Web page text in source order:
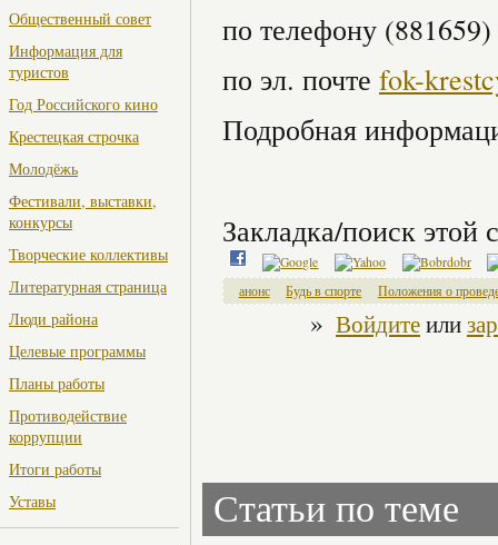
Общественный совет
Информация для
туристов
Год Российского кино
Крестецкая строчка
Молодёжь
Фестивали, выставки,
конкурсы
Творческие коллективы
Литературная страница
Люди района
Целевые программы
Планы работы
Противодействие
коррупции
Итоги работы
Уставы
по телефону
по эл. почте fok-
Подробная
Закладка/поиск этой
анонс Будь в спорте Положения о
» Войдитеили
Статьи по теме